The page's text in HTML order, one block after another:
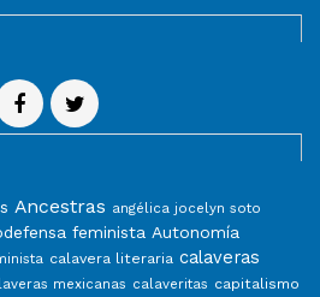
Ancestras angélica jocelyn soto
feminista Autonomía
calavera literaria calaveras
mexicanas calaveritas capitalismo